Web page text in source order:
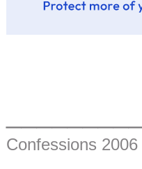
Confessions